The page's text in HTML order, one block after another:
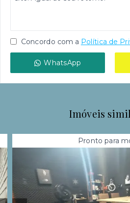
Concordo com a Política de
WhatsApp
Imóveis
Pronto para